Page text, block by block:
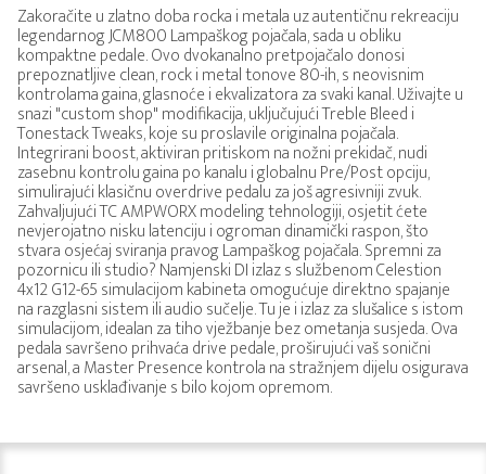
Zakoračite u zlatno doba rocka i metala uz autentičnu rekreaciju
legendarnog JCM800 Lampaškog pojačala, sada u obliku
kompaktne pedale. Ovo dvokanalno pretpojačalo donosi
prepoznatljive clean, rock i metal tonove 80-ih, s neovisnim
kontrolama gaina, glasnoće i ekvalizatora za svaki kanal. Uživajte u
snazi "custom shop" modifikacija, uključujući Treble Bleed i
Tonestack Tweaks, koje su proslavile originalna pojačala.
Integrirani boost, aktiviran pritiskom na nožni prekidač, nudi
zasebnu kontrolu gaina po kanalu i globalnu Pre/Post opciju,
simulirajući klasičnu overdrive pedalu za još agresivniji zvuk.
Zahvaljujući TC AMPWORX modeling tehnologiji, osjetit ćete
nevjerojatno nisku latenciju i ogroman dinamički raspon, što
stvara osjećaj sviranja pravog Lampaškog pojačala. Spremni za
pozornicu ili studio? Namjenski DI izlaz s službenom Celestion
4x12 G12-65 simulacijom kabineta omogućuje direktno spajanje
na razglasni sistem ili audio sučelje. Tu je i izlaz za slušalice s istom
simulacijom, idealan za tiho vježbanje bez ometanja susjeda. Ova
pedala savršeno prihvaća drive pedale, proširujući vaš sonični
arsenal, a Master Presence kontrola na stražnjem dijelu osigurava
savršeno usklađivanje s bilo kojom opremom.